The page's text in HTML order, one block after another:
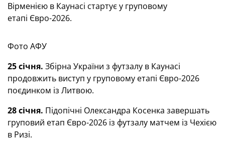
Вірменією в Каунасі стартує у груповому
етапі Євро-2026.
Фото АФУ
25 січня. Збірна України з футзалу в Каунасі
продовжить виступ у груповому етапі Євро-2026
поєдинком із Литвою.
28 січня. Підопічні Олександра Косенка завершать
груповий етап Євро-2026 із футзалу матчем із Чехією
в Ризі.